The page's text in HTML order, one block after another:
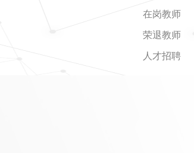
在岗教师
荣退教师
人才招聘